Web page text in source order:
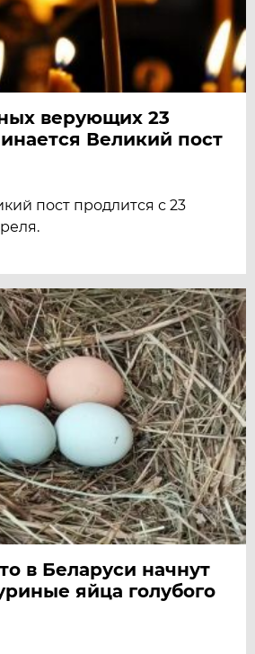
верующих 23
Великий пост
пост продлится с 23
в Беларуси начнут
яйца голубого